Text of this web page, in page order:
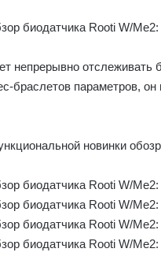
непрерывно отслеживать
браслетов параметров,
новинки